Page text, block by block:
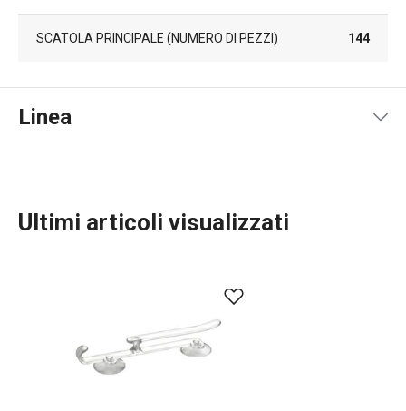
SCATOLA PRINCIPALE (NUMERO DI PEZZI) 144
Linea
Organizzazione e pulizia
Ultimi articoli visualizzati